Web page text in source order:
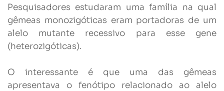
Pesquisadores estudaram uma família na qual
gêmeas monozigóticas eram portadoras de um
alelo mutante recessivo para esse gene
(heterozigóticas).
O interessante é que uma das gêmeas
apresentava o fenótipo relacionado ao alelo